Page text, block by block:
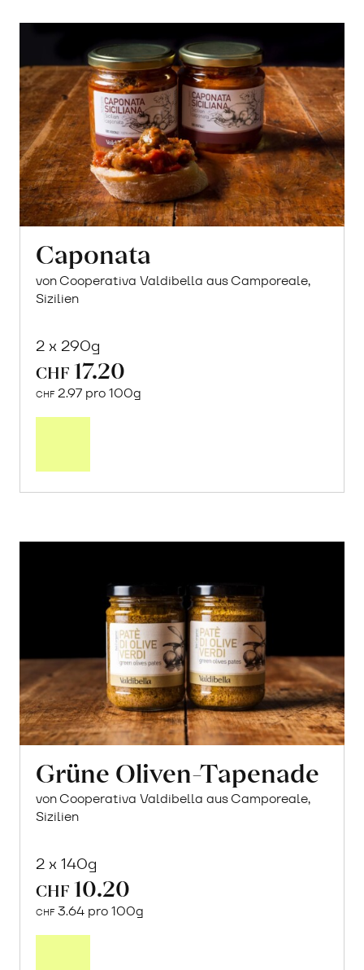
Caponata
von Cooperativa Valdibella aus Camporeale,
Sizilien
2 x 290g
CHF 17.20
CHF 2.97 pro 100g
Grüne Oliven-Tapenade
von Cooperativa Valdibella aus Camporeale,
Sizilien
2 x 140g
CHF 10.20
CHF 3.64 pro 100g